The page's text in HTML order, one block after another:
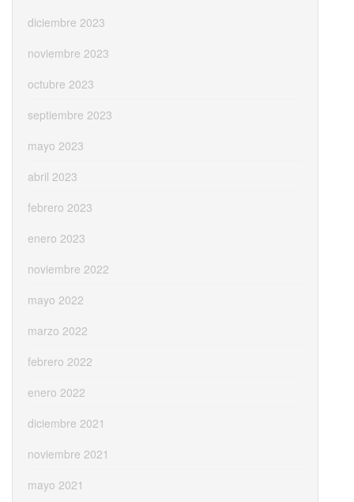
diciembre 2023
noviembre 2023
octubre 2023
septiembre 2023
mayo 2023
abril 2023
febrero 2023
enero 2023
noviembre 2022
mayo 2022
marzo 2022
febrero 2022
enero 2022
diciembre 2021
noviembre 2021
mayo 2021